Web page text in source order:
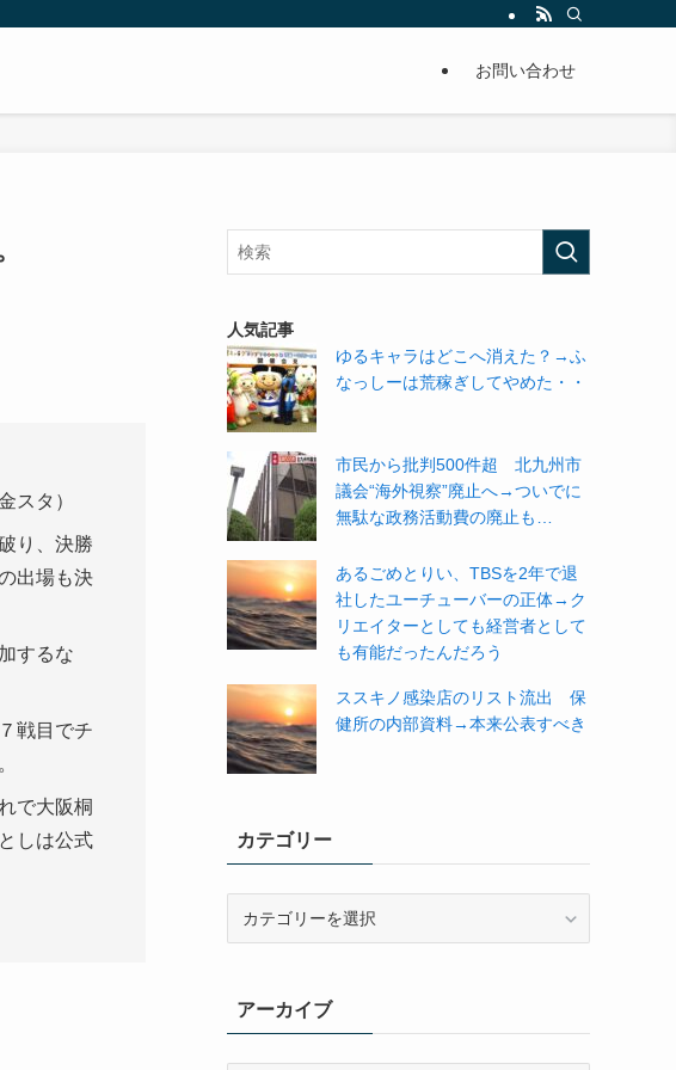
んでいる方々が簡単に痩せることが出来るように分かりやすくまとめています。
お問い合わせ
タ）
り、決勝
出場も決
するな
戦目でチ
で大阪桐
しは公式
人気記事
ゆるキャラはどこへ消えた？→ふ
なっしーは荒稼ぎしてやめた・・
市民から批判500件超 北九州市
議会“海外視察”廃止へ→ついでに
無駄な政務活動費の廃止も…
あるごめとりい、TBSを2年で退
社したユーチューバーの正体→ク
リエイターとしても経営者として
も有能だったんだろう
ススキノ感染店のリスト流出 保
健所の内部資料→本来公表すべき
カテゴリー
ーアーカイブ